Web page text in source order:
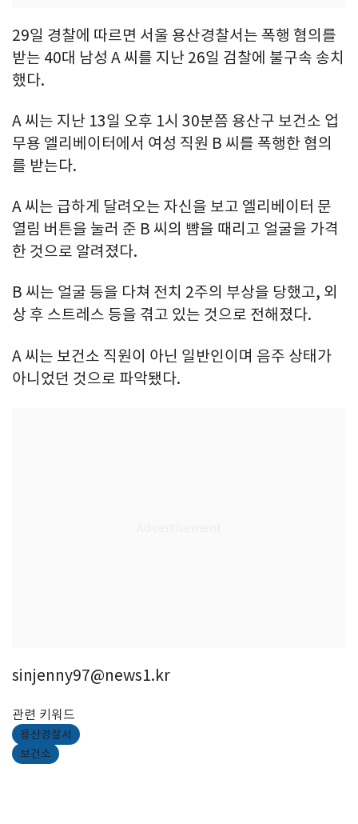
29일 경찰에 따르면 서울 용산경찰서는 폭행 혐의를
받는 40대 남성 A 씨를 지난 26일 검찰에 불구속 송치
했다.
A 씨는 지난 13일 오후 1시 30분쯤 용산구 보건소 업
무용 엘리베이터에서 여성 직원 B 씨를 폭행한 혐의
를 받는다.
A 씨는 급하게 달려오는 자신을 보고 엘리베이터 문
열림 버튼을 눌러 준 B 씨의 뺨을 때리고 얼굴을 가격
한 것으로 알려졌다.
B 씨는 얼굴 등을 다쳐 전치 2주의 부상을 당했고, 외
상 후 스트레스 등을 겪고 있는 것으로 전해졌다.
A 씨는 보건소 직원이 아닌 일반인이며 음주 상태가
아니었던 것으로 파악됐다.
sinjenny97@news1.kr
관련 키워드
용산경찰서
보건소